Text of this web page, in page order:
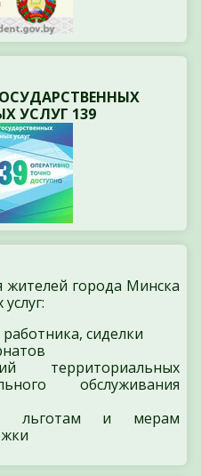
УСЛУГ 139
жителей города Минска
сиделки
территориальных
обслуживания
льготам и мерам